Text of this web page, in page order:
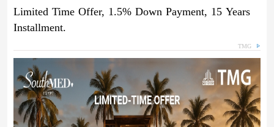
Limited Time Offer, 1.5% Down Payment, 15 Years
Installment.
TMG